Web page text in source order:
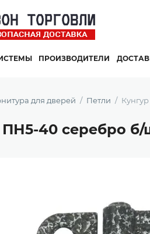
ПРОИЗВОДИТЕЛИ
для дверей Петли
ПН5-40 серебро б/